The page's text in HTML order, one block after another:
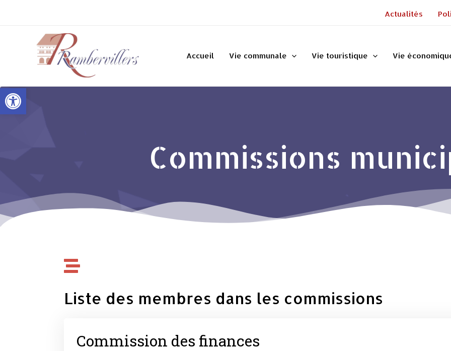
Ouvrir la barre d’outils
Actualités
Accueil Vie communale Vie touristique Vie
Commissions
Liste des membres dans les commissions
Commission des finances